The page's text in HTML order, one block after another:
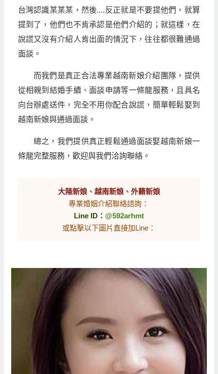
台灣認識某某某，然後....反正就是不要提他們，就算
提到了，他們也不肯承認是他們介紹的；就這樣，在
說謊又沒有介紹人肯出面的情況下，往往都很難通過
面談。
而我們是真正合法專業越南新娘介紹團隊，提供
從相親到結婚手續、面談申請等一條龍服務，且具名
向台辦處送件，完全不用你配合說謊，簡單輕鬆娶到
越南新娘與通過面談。
總之，我們提供真正輕鬆通過面談娶越南新娘一
條龍完整服務，歡迎與我們洽詢聯絡。
大陸新娘、 越南新娘、 外籍新娘
專業婚姻介紹聯絡諮詢：
Line ID： @592arhmt
或點擊以下圖片直接加Line：